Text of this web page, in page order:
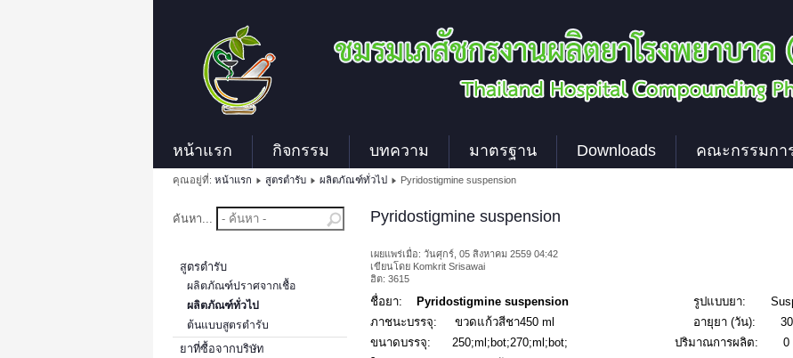
หน้าแรก กิจกรรม บทความ มาตรฐาน Downloads คณะกรรมกา
คุณอยู่ที่: หน้าแรก สูตรตำรับ ผลิตภัณฑ์ทั่วไป Pyridostigmine suspension
ค้นหา...
สูตรตำรับ
ผลิตภัณฑ์ปราศจากเชื้อ
ผลิตภัณฑ์ทั่วไป
ต้นแบบสูตรตำรับ
ยาที่ซื้อจากบริษัท
Pyridostigmine suspension
เผยแพร่เมื่อ: วันศุกร์, 05 สิงหาคม 2559 04:42
เขียนโดย Komkrit Srisawai
ฮิต: 3615
ชื่อยา: Pyridostigmine suspension รูปแบบยา:
ภาชนะบรรจุ: ขวดแก้วสีชา450 ml อายุยา (วัน):
30
ขนาดบรรจุ: 250;ml;bot;270;ml;bot; ปริมาณการผลิต:
0